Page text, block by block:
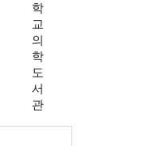
학
교
의
학
도
서
관